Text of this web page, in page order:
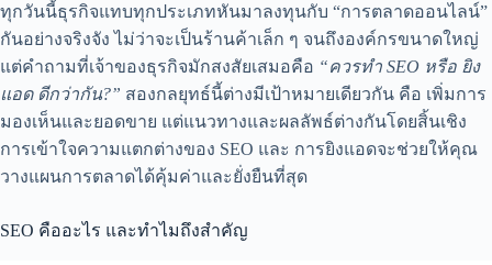
ทุกวันนี้ธุรกิจแทบทุกประเภทหันมาลงทุนกับ “การตลาดออนไลน์”
กันอย่างจริงจัง ไม่ว่าจะเป็นร้านค้าเล็ก ๆ จนถึงองค์กรขนาดใหญ่
แต่คำถามที่เจ้าของธุรกิจมักสงสัยเสมอคือ “ควรทำ SEO หรือ ยิง
แอด ดีกว่ากัน?” สองกลยุทธ์นี้ต่างมีเป้าหมายเดียวกัน คือ เพิ่มการ
มองเห็นและยอดขาย แต่แนวทางและผลลัพธ์ต่างกันโดยสิ้นเชิง
การเข้าใจความแตกต่างของ SEO และ การยิงแอดจะช่วยให้คุณ
วางแผนการตลาดได้คุ้มค่าและยั่งยืนที่สุด
SEO คืออะไร และทำไมถึงสำคัญ